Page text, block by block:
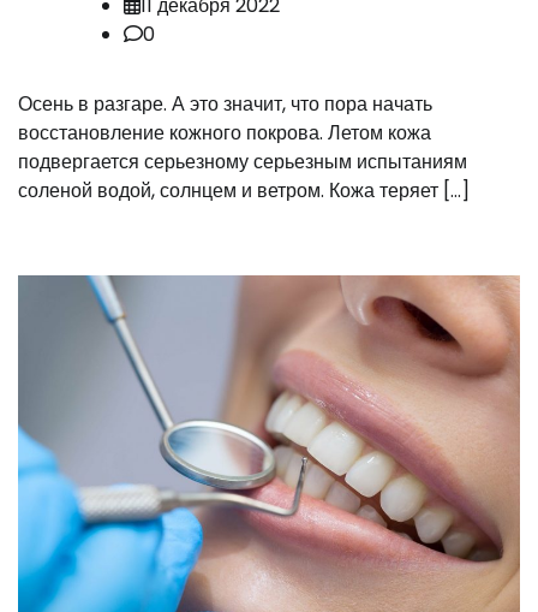
0
Осень в разгаре. А это значит, что пора начать
восстановление кожного покрова. Летом кожа
подвергается серьезному серьезным испытаниям
соленой водой, солнцем и ветром. Кожа теряет […]